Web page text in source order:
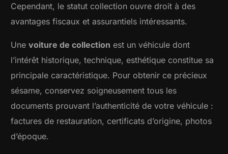
Cependant, le statut collection ouvre droit à des
avantages fiscaux et assurantiels intéressants.
Unevoiture de collection est un véhicule dont
l’intérêt historique, technique, esthétique constitue sa
principale caractéristique. Pour obtenir ce précieux
sésame, conservez soigneusement tous les
documents prouvant l’authenticité de votre véhicule :
factures de restauration, certificats d’origine, photos
d’époque.